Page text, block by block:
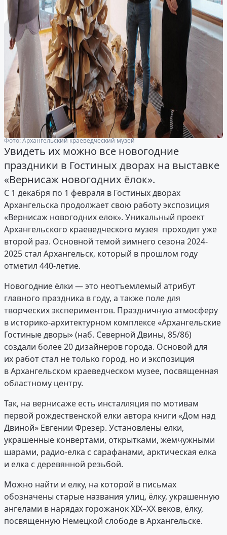
Фото: Архангельский краеведческий музей
Увидеть их можно все новогодние
праздники в Гостиных дворах на выставке
«Вернисаж новогодних ёлок».
С 1 декабря по 1 февраля в Гостиных дворах
Архангельска продолжает свою работу экспозиция
«Вернисаж новогодних елок». Уникальный проект
Архангельского краеведческого музея проходит уже
второй раз. Основной темой зимнего сезона 2024-
2025 стал Архангельск, который в прошлом году
отметил 440-летие.
Новогодние ёлки — это неотъемлемый атрибут
главного праздника в году, а также поле для
творческих экспериментов. Праздничную атмосферу
в историко-архитектурном комплексе «Архангельские
Гостиные дворы» (наб. Северной Двины, 85/86)
создали более 20 дизайнеров города. Основой для
их работ стал не только город, но и экспозиция
в Архангельском краеведческом музее, посвященная
областному центру.
Так, на вернисаже есть инсталляция по мотивам
первой рождественской елки автора книги «Дом над
Двиной» Евгении Фрезер. Установлены елки,
украшенные конвертами, открытками, жемчужными
шарами, радио-елка с сарафанами, арктическая елка
и елка с деревянной резьбой.
Можно найти и елку, на которой в письмах
обозначены старые названия улиц, ёлку, украшенную
ангелами в нарядах горожанок XIX–XX веков, ёлку,
посвященную Немецкой слободе в Архангельске.